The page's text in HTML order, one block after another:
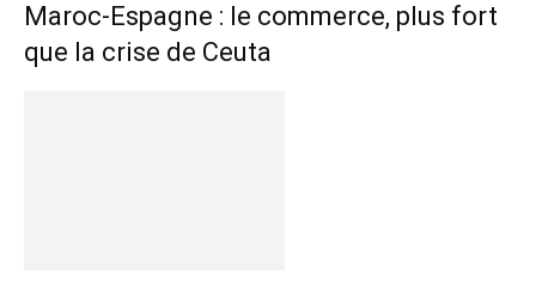
Maroc-Espagne : le commerce, plus fort
que la crise de Ceuta